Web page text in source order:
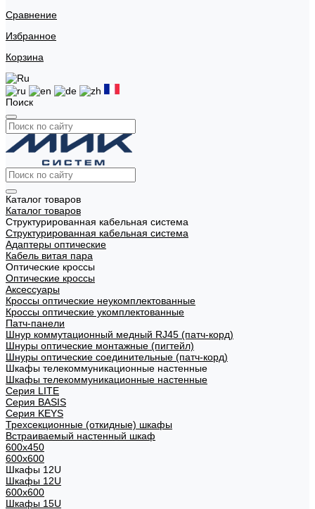
Сравнение
Избранное
Корзина
Поиск
Каталог товаров
Каталог товаров
Структурированная кабельная система
Структурированная кабельная система
Адаптеры оптические
Кабель витая пара
Оптические кроссы
Оптические кроссы
Аксессуары
Кроссы оптические неукомплектованные
Кроссы оптические укомплектованные
Патч-панели
Шнур коммутационный медный RJ45 (патч-корд)
Шнуры оптические монтажные (пигтейл)
Шнуры оптические соединительные (патч-корд)
Шкафы телекоммуникационные настенные
Шкафы телекоммуникационные настенные
Cерия LITE
Cерия BASIS
Cерия KEYS
Трехсекционные (откидные) шкафы
Встраиваемый настенный шкаф
600x450
600x600
Шкафы 12U
Шкафы 12U
600x600
Шкафы 15U